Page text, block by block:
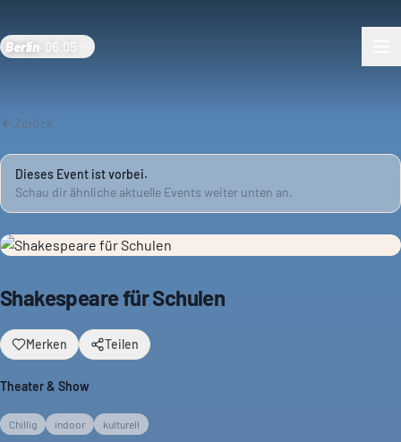
Berlin 06:05
Zurück
Dieses Event ist vorbei.
Schau dir ähnliche aktuelle Events weiter unten an.
Shakespeare für Schulen
Merken Teilen
Theater & Show
Chillig indoor kulturell